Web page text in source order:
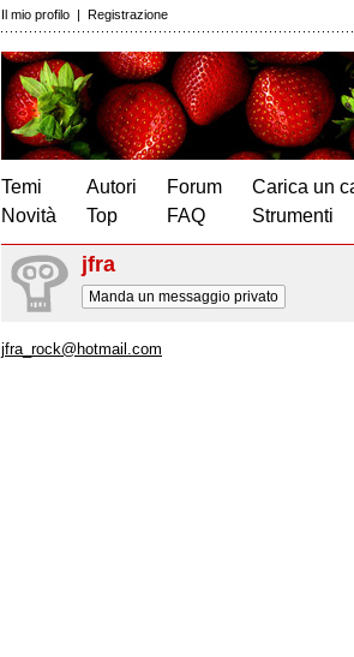
Il mio profilo | Registrazione
Temi
Novità
Autori
Top
Forum
FAQ
Carica un
Strumenti
jfra
Manda un messaggio privato
jfra_rock@hotmail.com